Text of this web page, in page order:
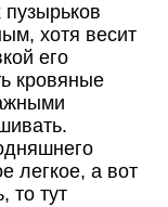
хотя весит
его
кровяные
легкое, а вот
то тут